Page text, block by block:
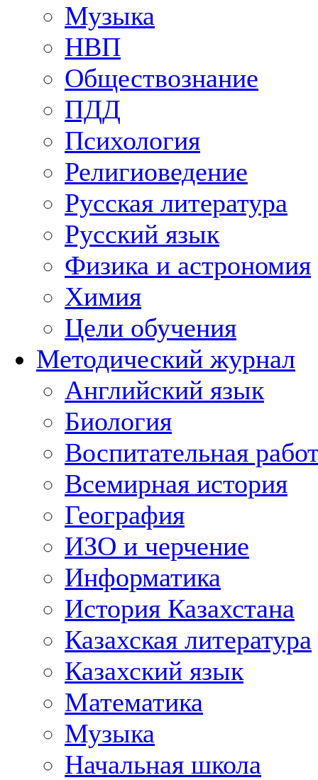
Музыка
НВП
Обществознание
ПДД
Психология
Религиоведение
Русская литература
Русский язык
Физика и астрономия
Химия
Цели обучения
Методический журнал
Английский язык
Биология
Воспитательная
Всемирная история
География
ИЗО и черчение
Информатика
История Казахстана
Казахская литература
Казахский язык
Математика
Музыка
Начальная школа